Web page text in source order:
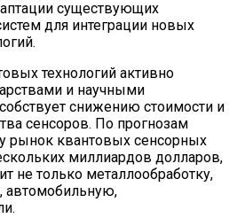
существующих
для интеграции новых
технологий активно
и научными
снижению стоимости и
сенсоров. По прогнозам
рынок квантовых сенсорных
миллиардов долларов,
не только металлообработку,
автомобильную,